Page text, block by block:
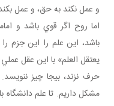
و عمل نکند به حق، و عمل
اما روح اگر قوي باشد و
باشد، اين علم را اين جزم
يعتقل العلم» با اين عقل
حرف نزند، بيجا چيز
مشکل داريم. تا علم دانشگاه